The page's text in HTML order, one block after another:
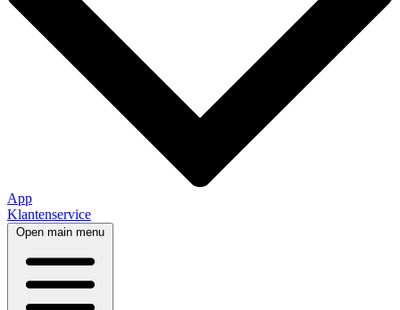
App
Klantenservice
Open main menu